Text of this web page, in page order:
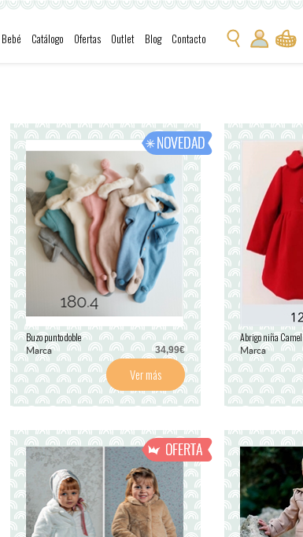
Bebé Catálogo Ofertas Outlet Blog Contacto
Buzo punto doble
Marca 34,99€
Ver más
Abrigo niña Camel
Marca